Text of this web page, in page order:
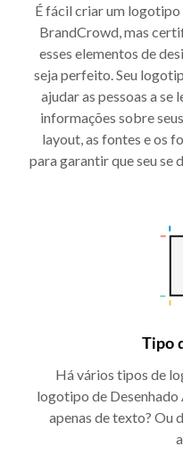
É fácil criar um
BrandCrowd, mas
esses elementos de
seja perfeito. Seu
ajudar as pessoas a
informações sobre
layout, as fontes e os
para garantir que seu se
Tipo
Há vários tipos de
logotipo de Desenhado
apenas de texto? Ou